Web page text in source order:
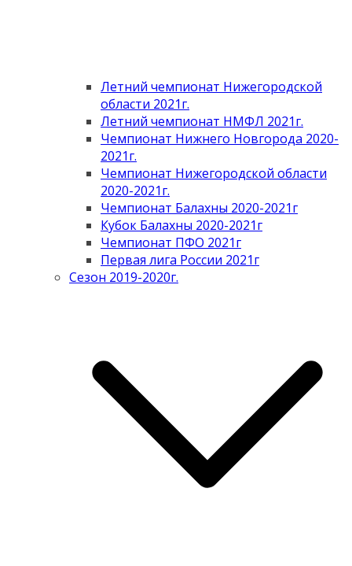
Летний чемпионат Нижегородской
области 2021г.
Летний чемпионат НМФЛ 2021г.
Чемпионат Нижнего Новгорода 2020-
2021г.
Чемпионат Нижегородской области
2020-2021г.
Чемпионат Балахны 2020-2021г
Кубок Балахны 2020-2021г
Чемпионат ПФО 2021г
Первая лига России 2021г
Сезон 2019-2020г.